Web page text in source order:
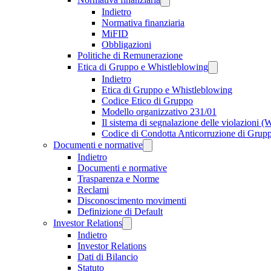
Indietro
Normativa finanziaria
MiFID
Obbligazioni
Politiche di Remunerazione
Etica di Gruppo e Whistleblowing
Indietro
Etica di Gruppo e Whistleblowing
Codice Etico di Gruppo
Modello organizzativo 231/01
Il sistema di segnalazione delle violazioni
Codice di Condotta Anticorruzione di
Documenti e normative
Indietro
Documenti e normative
Trasparenza e Norme
Reclami
Disconoscimento movimenti
Definizione di Default
Investor Relations
Indietro
Investor Relations
Dati di Bilancio
Statuto